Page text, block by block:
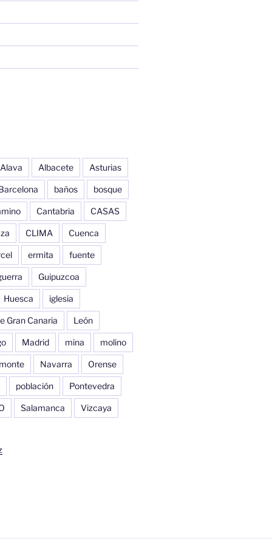
Alava Albacete Asturias
baños bosque
Cantabria CASAS
CLIMA Cuenca
ermita fuente
Guipuzcoa
Huesca iglesia
Gran Canaria León
Madrid mina molino
monte Navarra Orense
población Pontevedra
Salamanca Vizcaya